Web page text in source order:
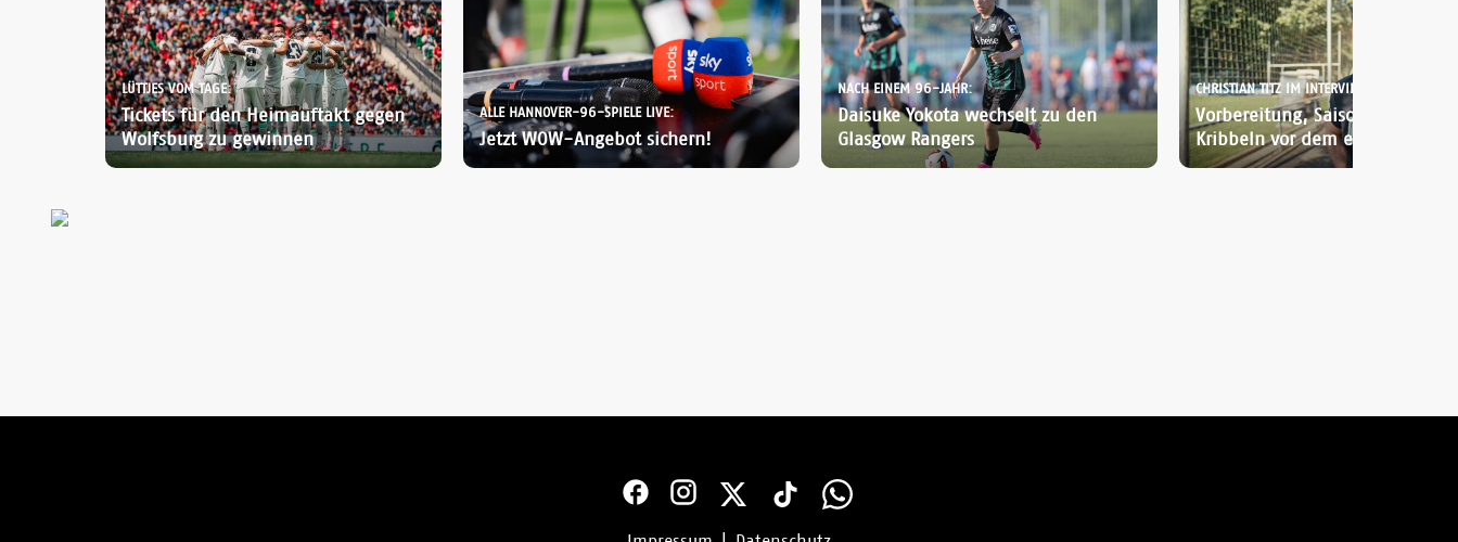
LÜTTJES VOM TAGE:
Tickets für den Heimauftakt gegen
Wolfsburg zu gewinnen
ALLE HANNOVER-96-SPIELE LIVE:
Jetzt WOW-Angebot sichern!
NACH EINEM 96-JAHR:
Daisuke Yokota wechselt zu den
Glasgow Rangers
CHRISTIAN TITZ IM INTERVIEW:
Vorbereitung, Saisonstart und
Kribbeln vor dem ersten Spiel